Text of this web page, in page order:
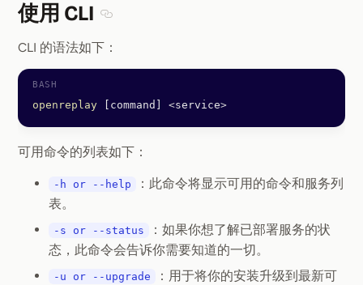
使用 CLI
CLI 的语法如下：
openreplay [command] <service>
可用命令的列表如下：
-h or --help
：此命令将显示可用的命令和服务列
表。
-s or --status
：如果你想了解已部署服务的状
态，此命令会告诉你需要知道的一切。
-u or --upgrade
：用于将你的安装升级到最新可